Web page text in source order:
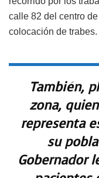
calle 82 del centro
colocación de trabes.
También,
zona,
representa
su
Gobernador